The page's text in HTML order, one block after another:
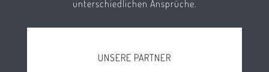
unterschiedlichen Ansprüche.
UNSERE PARTNER